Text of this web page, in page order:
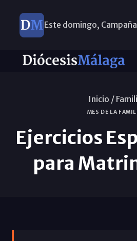
Este domingo,
Inicio /
MES DE LA
Ejercicios
para